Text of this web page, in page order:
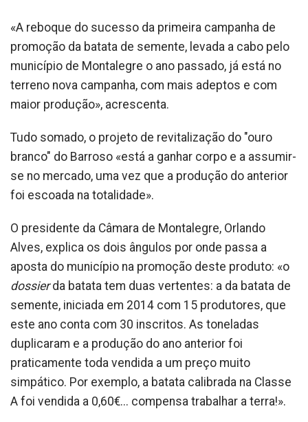
«A reboque do sucesso da primeira campanha de
promoção da batata de semente, levada a cabo pelo
município de Montalegre o ano passado, já está no
terreno nova campanha, com mais adeptos e com
maior produção», acrescenta.
Tudo somado, o projeto de revitalização do "ouro
branco" do Barroso «está a ganhar corpo e a assumir-
se no mercado, uma vez que a produção do anterior
foi escoada na totalidade».
O presidente da Câmara de Montalegre, Orlando
Alves, explica os dois ângulos por onde passa a
aposta do município na promoção deste produto: «o
dossierda batata tem duas vertentes: a da batata de
semente, iniciada em 2014 com 15 produtores, que
este ano conta com 30 inscritos. As toneladas
duplicaram e a produção do ano anterior foi
praticamente toda vendida a um preço muito
simpático. Por exemplo, a batata calibrada na Classe
A foi vendida a 0,60€... compensa trabalhar a terra!».